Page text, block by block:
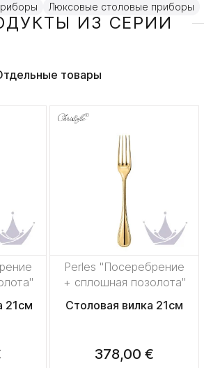
Люксовые столовые приборы
ИЗ СЕРИИ
товары
21см
Perles "Посеребрение
+ сплошная позолота"
Столовая вилка 21см
378,00 €